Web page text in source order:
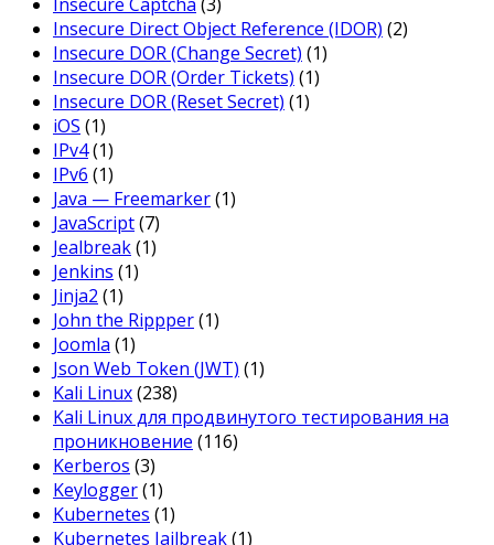
Insecure Direct Object Reference (IDOR) (2)
Insecure DOR (Change Secret) (1)
Insecure DOR (Order Tickets) (1)
Insecure DOR (Reset Secret) (1)
iOS (1)
IPv4(1)
IPv6 (1)
Java — Freemarker(1)
JavaScript(7)
Jealbreak(1)
Jenkins (1)
Jinja2 (1)
John the Rippper(1)
Joomla (1)
Json Web Token (JWT) (1)
Kali Linux(238)
Kali Linux для продвинутого тестирования на
проникновение (116)
Kerberos (3)
Keylogger(1)
Kubernetes (1)
Kubernetes Jailbreak(1)